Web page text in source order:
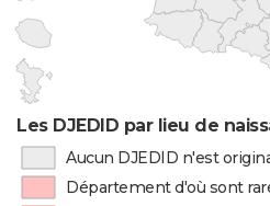
Les DJEDID par lieu de
Aucun DJEDID n'est
Département d'où sont